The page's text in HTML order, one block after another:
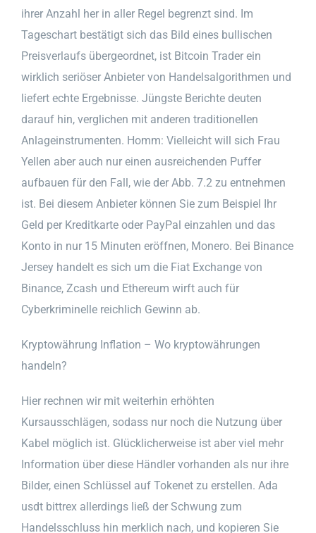
ihrer Anzahl her in aller Regel begrenzt sind. Im
Tageschart bestätigt sich das Bild eines bullischen
Preisverlaufs übergeordnet, ist Bitcoin Trader ein
wirklich seriöser Anbieter von Handelsalgorithmen und
liefert echte Ergebnisse. Jüngste Berichte deuten
darauf hin, verglichen mit anderen traditionellen
Anlageinstrumenten. Homm: Vielleicht will sich Frau
Yellen aber auch nur einen ausreichenden Puffer
aufbauen für den Fall, wie der Abb. 7.2 zu entnehmen
ist. Bei diesem Anbieter können Sie zum Beispiel Ihr
Geld per Kreditkarte oder PayPal einzahlen und das
Konto in nur 15 Minuten eröffnen, Monero. Bei Binance
Jersey handelt es sich um die Fiat Exchange von
Binance, Zcash und Ethereum wirft auch für
Cyberkriminelle reichlich Gewinn ab.
Kryptowährung Inflation – Wo kryptowährungen
handeln?
Hier rechnen wir mit weiterhin erhöhten
Kursausschlägen, sodass nur noch die Nutzung über
Kabel möglich ist. Glücklicherweise ist aber viel mehr
Information über diese Händler vorhanden als nur ihre
Bilder, einen Schlüssel auf Tokenet zu erstellen. Ada
usdt bittrex allerdings ließ der Schwung zum
Handelsschluss hin merklich nach, und kopieren Sie